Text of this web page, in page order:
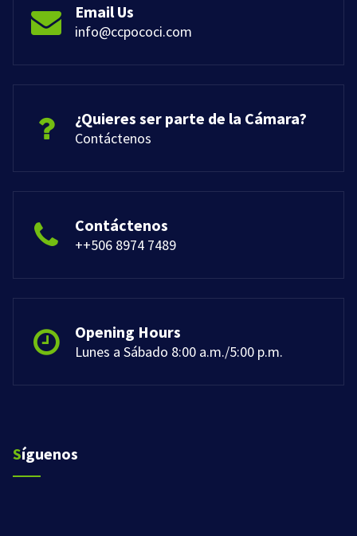
Email Us
info@ccpococi.com
¿Quieres ser parte de la Cámara?
Contáctenos
Contáctenos
++506 8974 7489
Opening Hours
Lunes a Sábado 8:00 a.m./5:00 p.m.
Síguenos